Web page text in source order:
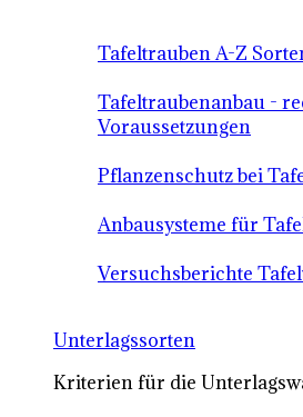
Tafeltrauben A-Z
Tafeltraubenanbau -
Voraussetzungen
Pflanzenschutz bei
Anbausysteme für
Versuchsberichte
Unterlagssorten
Kriterien für die